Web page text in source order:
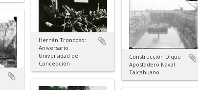
Hernán Troncoso:
Aniversario
Universidad de
Concepción
Construcción Dique
Apostadero Naval
Talcahuano